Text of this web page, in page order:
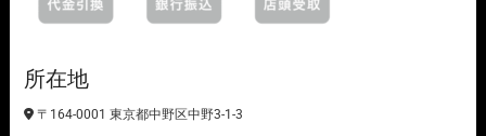
所在地
〒164-0001 東京都中野区中野3-1-3